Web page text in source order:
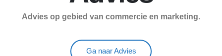
Advies op gebied van commercie en marketing.
Ga naar Advies